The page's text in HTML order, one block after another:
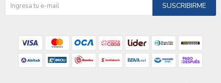
SUSCRIBIRME